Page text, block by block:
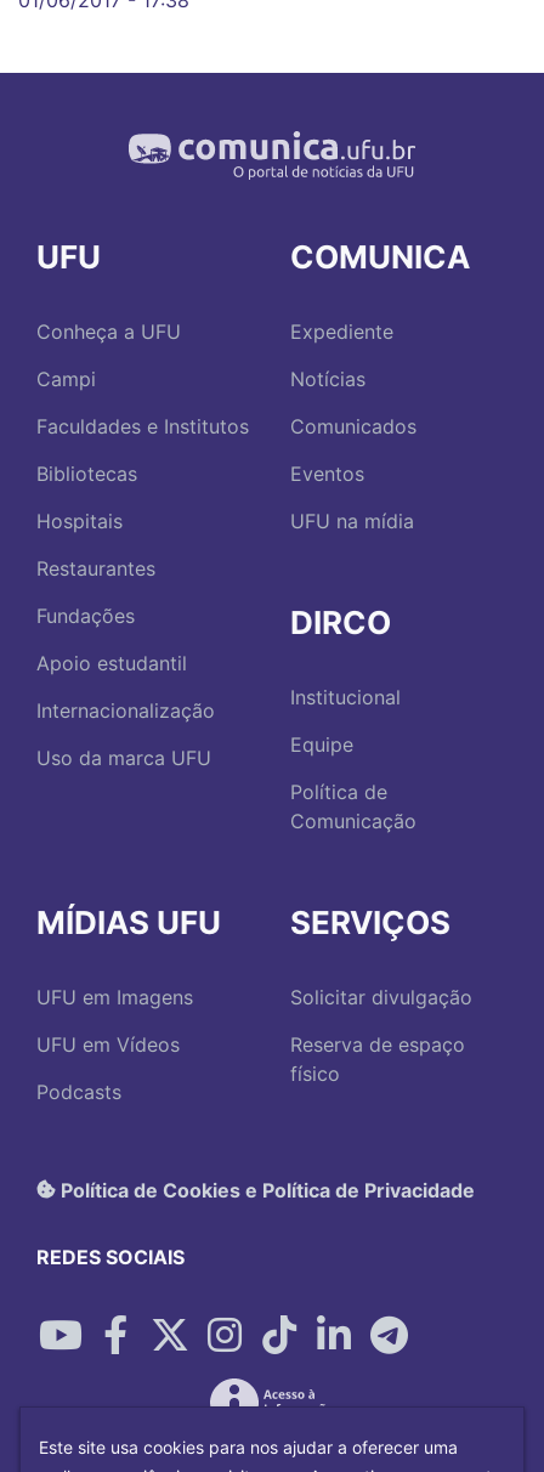
UFU
Conheça a UFU
Campi
Faculdades e Institutos
Bibliotecas
Hospitais
Restaurantes
Fundações
Apoio estudantil
Internacionalização
Uso da marca UFU
COMUNICA
Expediente
Notícias
Comunicados
Eventos
UFU na mídia
DIRCO
Institucional
Equipe
Política de
Comunicação
MÍDIAS UFU
UFU em Imagens
UFU em Vídeos
Podcasts
SERVIÇOS
Solicitar divulgação
Reserva de espaço
físico
Política de Cookies e Política de Privacidade
REDES SOCIAIS
Este site usa cookies para nos ajudar a oferecer uma